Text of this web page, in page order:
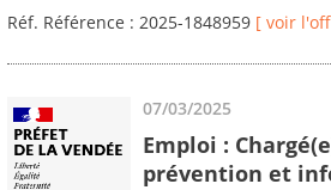
Réf. Référence : 2025-1848959 [ voir
07/03/2025
Emploi :
prévention et